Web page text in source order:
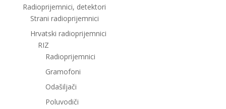
Radioprijemnici, detektori
Strani radioprijemnici
Hrvatski radioprijemnici
RIZ
Radioprijemnici
Gramofoni
Odašiljači
Poluvodiči